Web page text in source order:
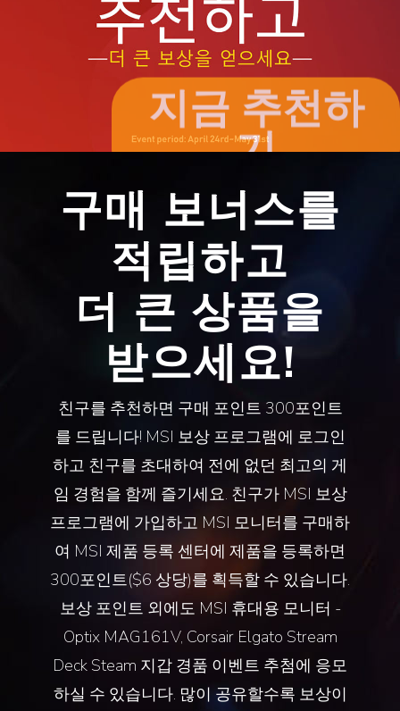
지금 추천하
기
구매 보너스를
적립하고
더 큰 상품을
받으세요!
친구를 추천하면 구매 포인트 300포인트
를 드립니다! MSI 보상 프로그램에 로그인
하고 친구를 초대하여 전에 없던 최고의 게
임 경험을 함께 즐기세요. 친구가 MSI 보상
프로그램에 가입하고 MSI 모니터를 구매하
여 MSI 제품 등록 센터에 제품을 등록하면
300포인트($6 상당)를 획득할 수 있습니다.
보상 포인트 외에도 MSI 휴대용 모니터 -
Optix MAG161V, Corsair Elgato Stream
Deck Steam 지갑 경품 이벤트 추첨에 응모
하실 수 있습니다. 많이 공유할수록 보상이